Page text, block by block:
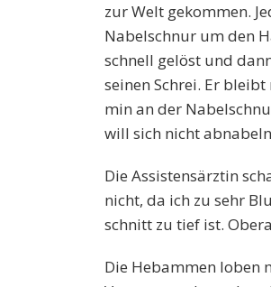
zur Welt gekommen.
Nabelschnur um den
schnell gelöst und
seinen Schrei. Er bleibt
min an der
will sich nicht
Die Assistensärztin
nicht, da ich zu sehr
schnitt zu tief ist.
Die Hebammen loben